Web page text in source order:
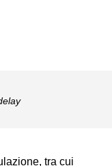
tra cui